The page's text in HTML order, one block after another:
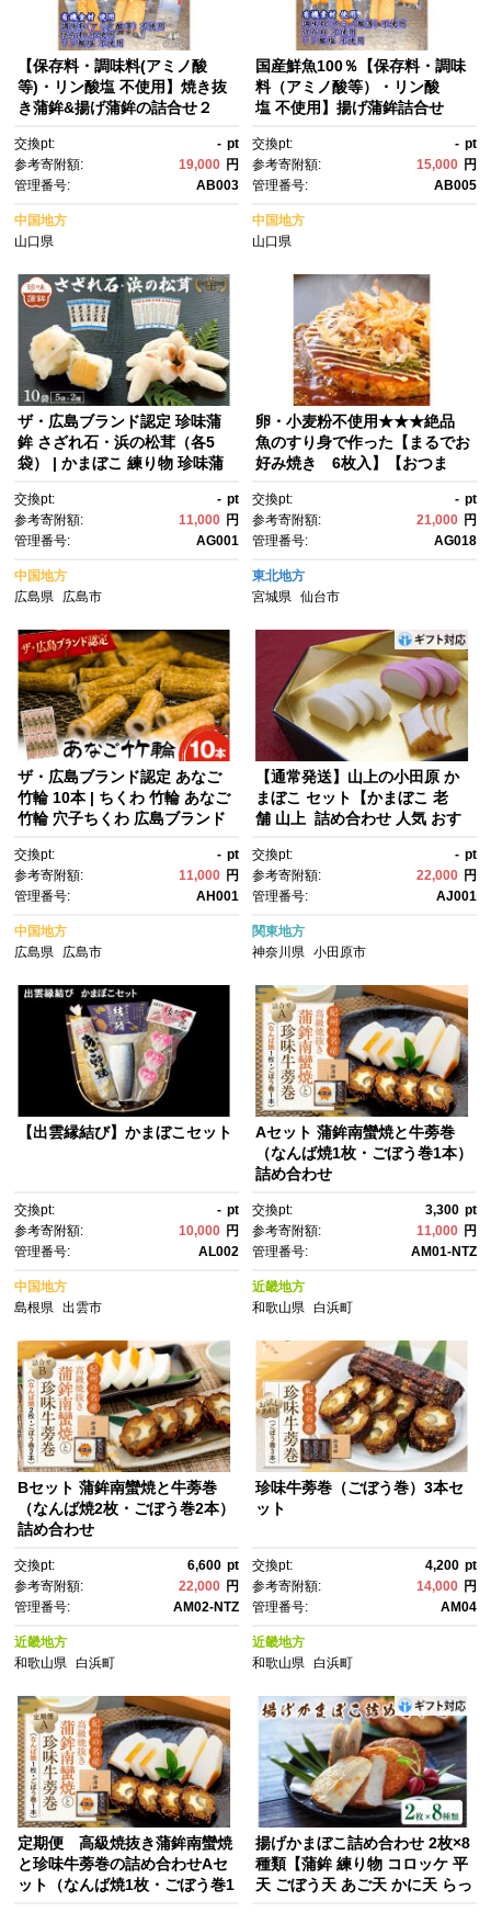
【保存料・調味料(アミノ酸
等)・リン酸塩 不使用】焼き抜
き蒲鉾&揚げ蒲鉾の詰合せ２
交換pt: - pt
参考寄附額:
19,000 円
管理番号:
AB003
中国地方
山口県
国産鮮魚100％【保存料・調味
料（アミノ酸等）・リン酸
塩 不使用】揚げ蒲鉾詰合せ
交換pt: - pt
参考寄附額:
15,000 円
管理番号:
AB005
中国地方
山口県
ザ・広島ブランド認定 珍味蒲
鉾 さざれ石・浜の松茸（各5
袋） | かまぼこ 練り物 珍味蒲
み 食品 魚介加工品 高級かまぼ
こ 食べ比べ セット 贈答用 ギフ
ト プレゼント 家庭用 お取り寄
せ 人気 おすすめ 広島県 広島市
交換pt: - pt
参考寄附額:
11,000 円
管理番号:
AG001
中国地方
広島県
広島市
卵・小麦粉不使用★★★絶品
魚のすり身で作った【まるでお
好み焼き 6枚入】【おつま
く 練り物 魚介類 ひな祭り こど
もの日 母の日 父の日 お中元 敬
老の日 お歳暮 七五三 お正月 贈
答 】 ●
交換pt: - pt
参考寄附額:
21,000 円
管理番号:
AG018
東北地方
宮城県 仙台市
ザ・広島ブランド認定 あなご
竹輪 10本 | ちくわ 竹輪 あなご
竹輪 穴子ちくわ 広島ブランド
ご おつまみ おかず ご当地グル
メ 家庭用 お取り寄せ 人気 おす
すめ 広島県 広島市
交換pt: - pt
参考寄附額:
11,000 円
管理番号:
AH001
中国地方
広島県
広島市
【通常発送】山上の小田原 か
まぼこ セット【かまぼこ 老
舗 山上 詰め合わせ 人気 おす
ト 送料無料 神奈川 小田原】
交換pt: - pt
参考寄附額:
22,000 円
管理番号:
AJ001
関東地方
神奈川県 小田原市
【出雲縁結び】かまぼこセット
交換pt: - pt
参考寄附額:
10,000 円
管理番号:
AL002
中国地方
島根県
出雲市
Aセット 蒲鉾南蠻焼と牛蒡巻
（なんば焼1枚・ごぼう巻1本）
詰め合わせ
交換pt: 3,300 pt
参考寄附額:
11,000 円
管理番号:
AM01-NTZ
近畿地方
和歌山県 白浜町
Bセット 蒲鉾南蠻焼と牛蒡巻
（なんば焼2枚・ごぼう巻2本）
詰め合わせ
交換pt: 6,600 pt
参考寄附額:
22,000 円
管理番号:
AM02-NTZ
近畿地方
和歌山県
白浜町
珍味牛蒡巻（ごぼう巻）3本セ
ット
交換pt: 4,200 pt
参考寄附額:
14,000 円
管理番号:
AM04
近畿地方
和歌山県 白浜町
定期便 高級焼抜き蒲鉾南蠻焼
と珍味牛蒡巻の詰め合わせAセ
ット（なんば焼1枚・ごぼう巻1
揚げかまぼこ詰め合わせ 2枚×8
種類【蒲鉾 練り物 コロッケ 平
天 ごぼう天 あご天 かに天 らっ